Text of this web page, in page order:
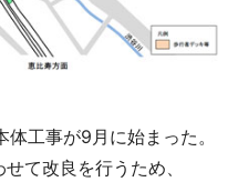
工事が9月に始まった。
て改良を行うため、